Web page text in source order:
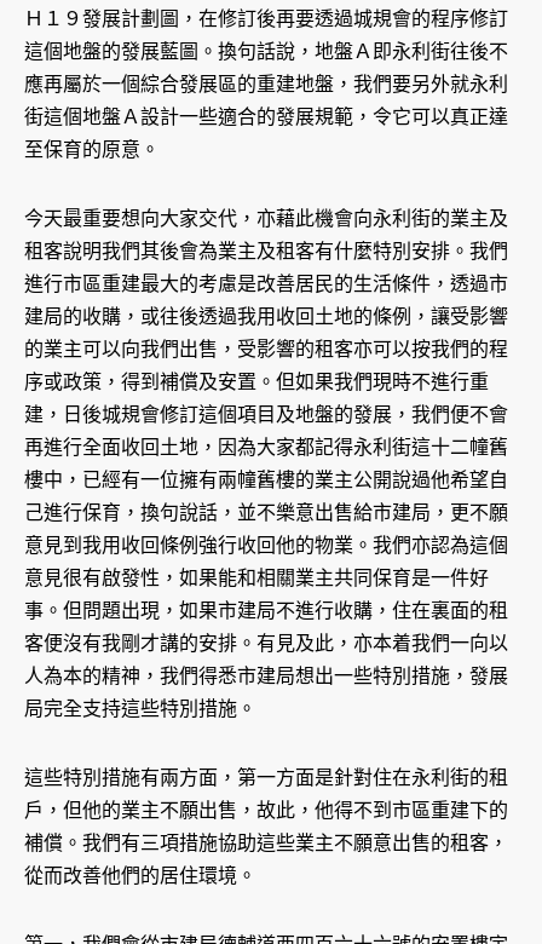
Ｈ１９發展計劃圖，在修訂後再要透過城規會的程序修訂
這個地盤的發展藍圖。換句話說，地盤Ａ即永利街往後不
應再屬於一個綜合發展區的重建地盤，我們要另外就永利
街這個地盤Ａ設計一些適合的發展規範，令它可以真正達
至保育的原意。
今天最重要想向大家交代，亦藉此機會向永利街的業主及
租客說明我們其後會為業主及租客有什麼特別安排。我們
進行市區重建最大的考慮是改善居民的生活條件，透過市
建局的收購，或往後透過我用收回土地的條例，讓受影響
的業主可以向我們出售，受影響的租客亦可以按我們的程
序或政策，得到補償及安置。但如果我們現時不進行重
建，日後城規會修訂這個項目及地盤的發展，我們便不會
再進行全面收回土地，因為大家都記得永利街這十二幢舊
樓中，已經有一位擁有兩幢舊樓的業主公開說過他希望自
己進行保育，換句說話，並不樂意出售給市建局，更不願
意見到我用收回條例強行收回他的物業。我們亦認為這個
意見很有啟發性，如果能和相關業主共同保育是一件好
事。但問題出現，如果市建局不進行收購，住在裏面的租
客便沒有我剛才講的安排。有見及此，亦本着我們一向以
人為本的精神，我們得悉市建局想出一些特別措施，發展
局完全支持這些特別措施。
這些特別措施有兩方面，第一方面是針對住在永利街的租
戶，但他的業主不願出售，故此，他得不到市區重建下的
補償。我們有三項措施協助這些業主不願意出售的租客，
從而改善他們的居住環境。